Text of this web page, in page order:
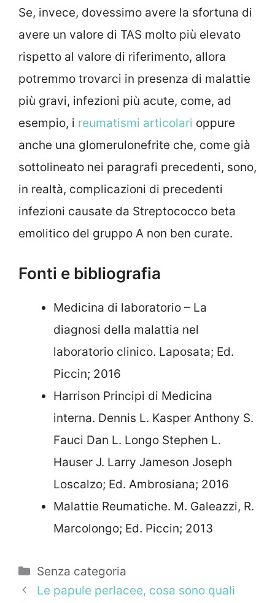
Se, invece, dovessimo avere la sfortuna di
avere un valore di TAS molto più elevato
rispetto al valore di riferimento, allora
potremmo trovarci in presenza di malattie
più gravi, infezioni più acute, come, ad
esempio, i reumatismi articolari oppure
anche una glomerulonefrite che, come già
sottolineato nei paragrafi precedenti, sono,
in realtà, complicazioni di precedenti
infezioni causate da Streptococco beta
emolitico del gruppo A non ben curate.
Fonti e bibliografia
Medicina di laboratorio – La
diagnosi della malattia nel
laboratorio clinico. Laposata; Ed.
Piccin; 2016
Harrison Principi di Medicina
interna. Dennis L. Kasper Anthony S.
Fauci Dan L. Longo Stephen L.
Hauser J. Larry Jameson Joseph
Loscalzo; Ed. Ambrosiana; 2016
Malattie Reumatiche. M. Galeazzi, R.
Marcolongo; Ed. Piccin; 2013
Categorie
Senza categoria
Le papule perlacee, cosa sono quali